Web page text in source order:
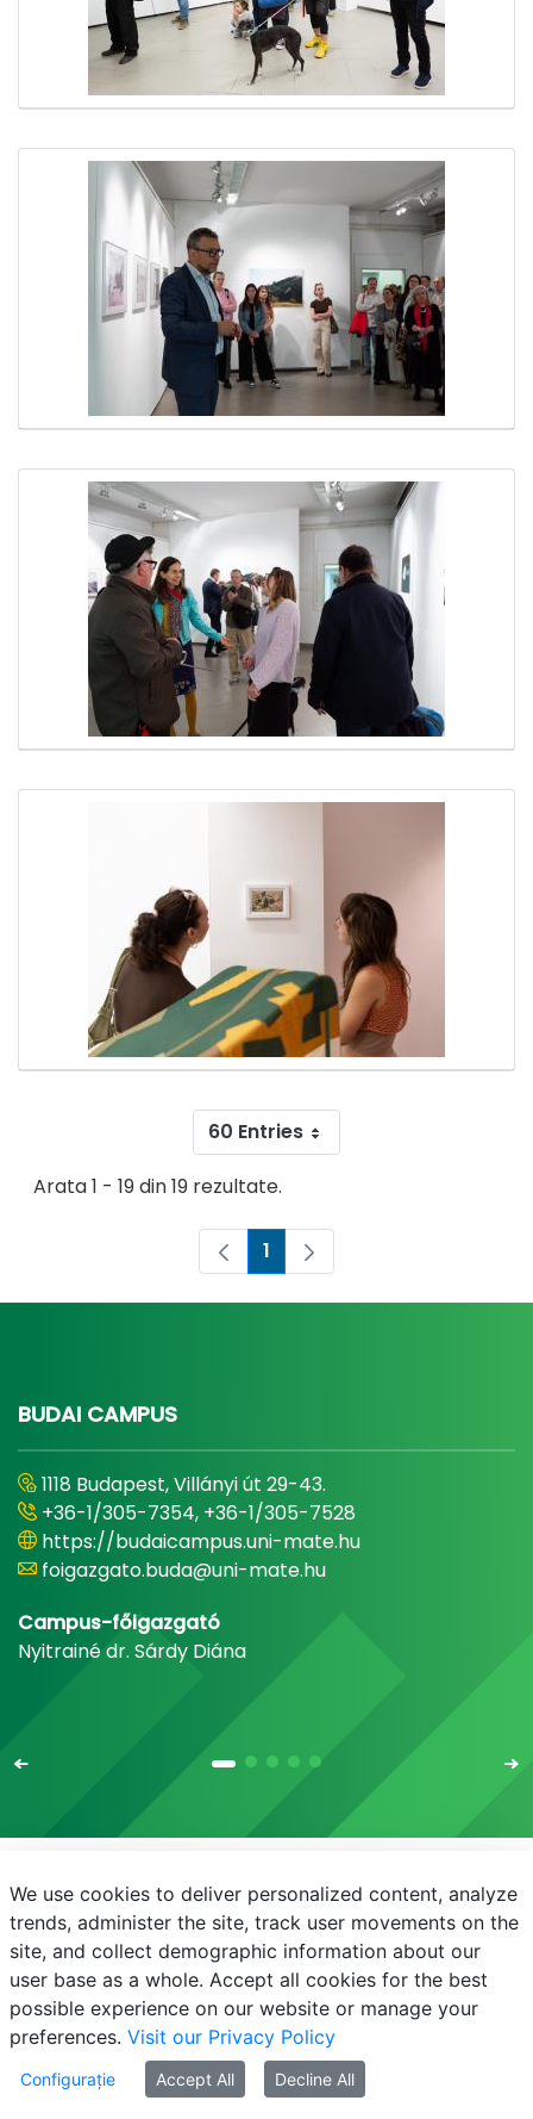
60 Entries
Arata 1 - 19 din 19 rezultate.
Pagina
1
BUDAI CAMPUS
1118 Budapest, Villányi út 29-43.
+36-1/305-7354, +36-1/305-7528
https://budaicampus.uni-mate.hu
foigazgato.buda@uni-mate.hu
Campus-főigazgató
Nyitrainé dr. Sárdy Diána
E-mail Telefonkönyv NEPTUN
E-learning
Bejelentkezés
Adatvédelem
mate-copyright
We use cookies to deliver personalized content, analyze
trends, administer the site, track user movements on the
site, and collect demographic information about our
user base as a whole. Accept all cookies for the best
possible experience on our website or manage your
preferences. Visit our Privacy Policy
Configurație Accept All Decline All